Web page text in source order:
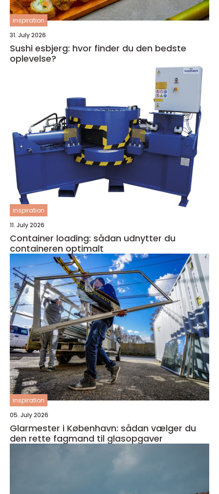
inspiration
31. July 2026
Sushi esbjerg: hvor finder du den bedste
oplevelse?
inspiration
11. July 2026
Container loading: sådan udnytter du
containeren optimalt
inspiration
05. July 2026
Glarmester i København: sådan vælger du
den rette fagmand til glasopgaver